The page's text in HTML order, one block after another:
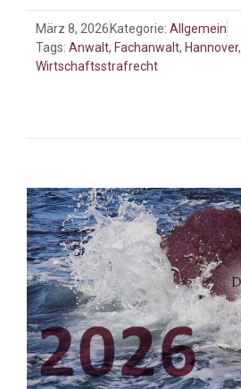
März 8, 2026 Kategorie: Allgemein
Tags: Anwalt, Fachanwalt, Hannover,
Wirtschaftsstrafrecht